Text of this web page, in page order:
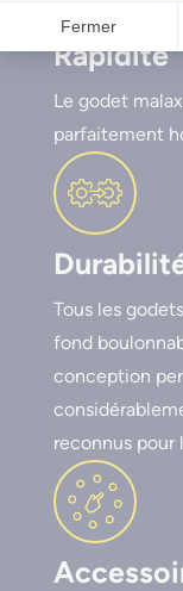
Rapidité
Le godet
parfaitement
Tous les
fond
conception
reconnus pour